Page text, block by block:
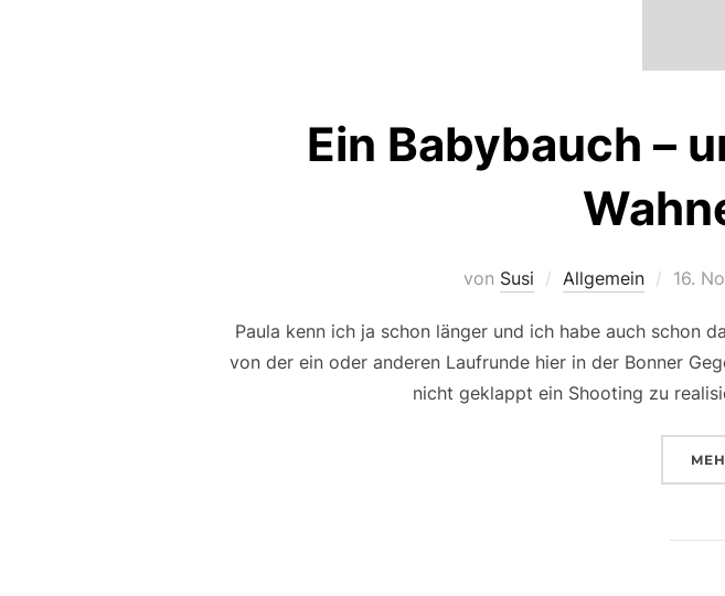
Ein Babybauch –
von Susi Allgemein 16.
Paula kenn ich ja schon länger und ich habe auch schon
von der ein oder anderen Laufrunde hier in der Bonner
nicht geklappt ein Shooting zu